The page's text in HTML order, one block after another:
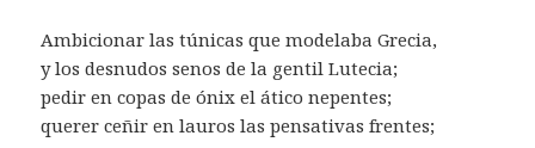
Ambicionar las túnicas que modelaba Grecia,
y los desnudos senos de la gentil Lutecia;
pedir en copas de ónix el ático nepentes;
querer ceñir en lauros las pensativas frentes;